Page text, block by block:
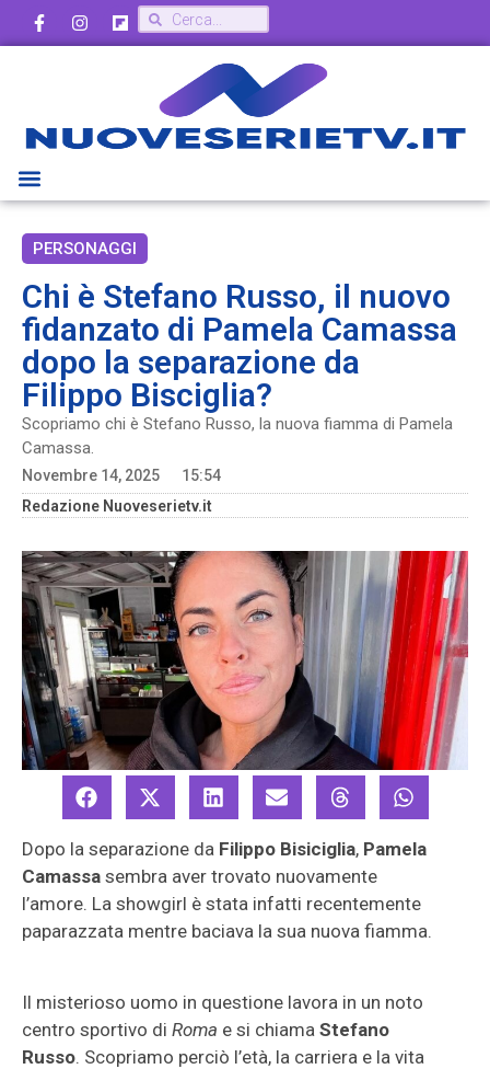
PERSONAGGI
Chi è Stefano Russo, il nuovo
fidanzato di Pamela Camassa
dopo la separazione da
Filippo Bisciglia?
Scopriamo chi è Stefano Russo, la nuova fiamma di Pamela
Camassa.
Novembre 14, 2025
15:54
Redazione Nuoveserietv.it
Dopo la separazione da Filippo Bisiciglia, Pamela
Camassa sembra aver trovato nuovamente
l’amore. La showgirl è stata infatti recentemente
paparazzata mentre baciava la sua nuova fiamma.
Il misterioso uomo in questione lavora in un noto
centro sportivo di Roma e si chiama Stefano
Russo. Scopriamo perciò l’età, la carriera e la vita